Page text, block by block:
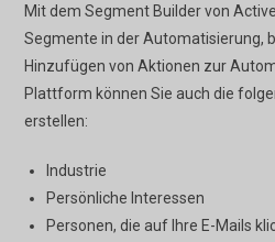
Mit dem Segment Builder von
Segmente in der Automatisierung,
Hinzufügen von Aktionen zur
Plattform können Sie auch die
erstellen:
Industrie
Persönliche Interessen
Personen, die auf Ihre E-Mails